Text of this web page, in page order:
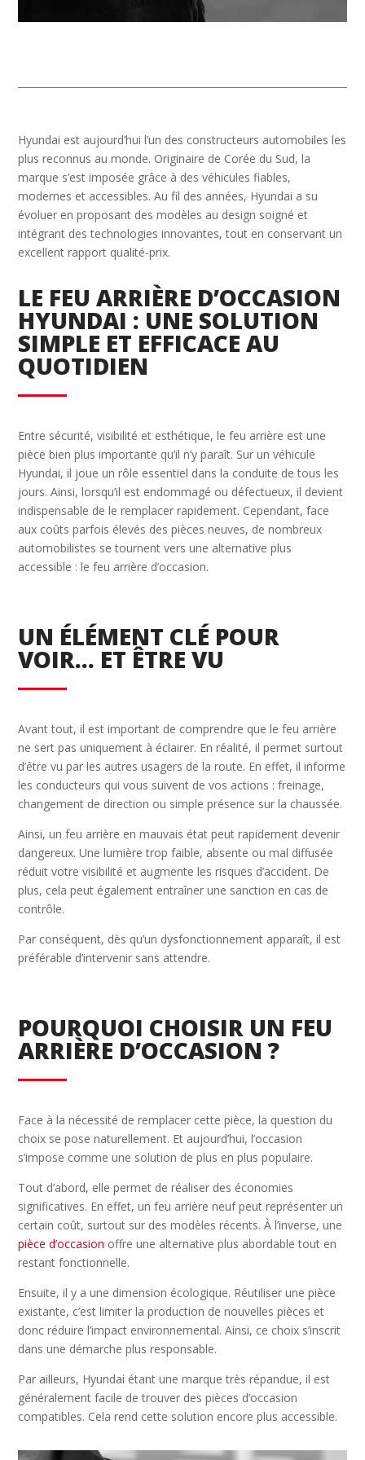
Hyundai est aujourd’hui l’un des constructeurs automobiles les
plus reconnus au monde. Originaire de Corée du Sud, la
marque s’est imposée grâce à des véhicules fiables,
modernes et accessibles. Au fil des années, Hyundai a su
évoluer en proposant des modèles au design soigné et
intégrant des technologies innovantes, tout en conservant un
excellent rapport qualité-prix.
LE FEU ARRIÈRE D’OCCASION
HYUNDAI : UNE SOLUTION
SIMPLE ET EFFICACE AU
QUOTIDIEN
Entre sécurité, visibilité et esthétique, le feu arrière est une
pièce bien plus importante qu’il n’y paraît. Sur un véhicule
Hyundai, il joue un rôle essentiel dans la conduite de tous les
jours. Ainsi, lorsqu’il est endommagé ou défectueux, il devient
indispensable de le remplacer rapidement. Cependant, face
aux coûts parfois élevés des pièces neuves, de nombreux
automobilistes se tournent vers une alternative plus
accessible : le feu arrière d’occasion.
UN ÉLÉMENT CLÉ POUR
VOIR… ET ÊTRE VU
Avant tout, il est important de comprendre que le feu arrière
ne sert pas uniquement à éclairer. En réalité, il permet surtout
d’être vu par les autres usagers de la route. En effet, il informe
les conducteurs qui vous suivent de vos actions : freinage,
changement de direction ou simple présence sur la chaussée.
Ainsi, un feu arrière en mauvais état peut rapidement devenir
dangereux. Une lumière trop faible, absente ou mal diffusée
réduit votre visibilité et augmente les risques d’accident. De
plus, cela peut également entraîner une sanction en cas de
contrôle.
Par conséquent, dès qu’un dysfonctionnement apparaît, il est
préférable d’intervenir sans attendre.
POURQUOI CHOISIR UN FEU
ARRIÈRE D’OCCASION ?
Face à la nécessité de remplacer cette pièce, la question du
choix se pose naturellement. Et aujourd’hui, l’occasion
s’impose comme une solution de plus en plus populaire.
Tout d’abord, elle permet de réaliser des économies
significatives. En effet, un feu arrière neuf peut représenter un
certain coût, surtout sur des modèles récents. À l’inverse, une
pièce d’occasion offre une alternative plus abordable tout en
restant fonctionnelle.
Ensuite, il y a une dimension écologique. Réutiliser une pièce
existante, c’est limiter la production de nouvelles pièces et
donc réduire l’impact environnemental. Ainsi, ce choix s’inscrit
dans une démarche plus responsable.
Par ailleurs, Hyundai étant une marque très répandue, il est
généralement facile de trouver des pièces d’occasion
compatibles. Cela rend cette solution encore plus accessible.